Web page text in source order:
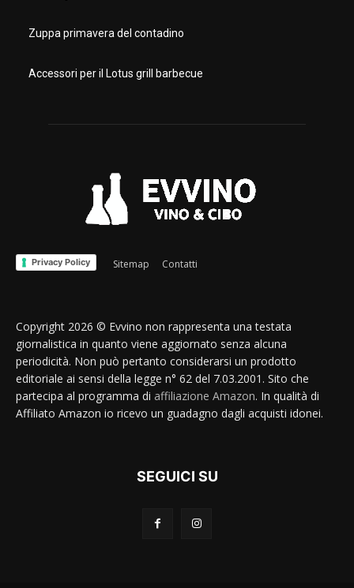
Zuppa primavera del contadino
Accessori per il Lotus grill barbecue
Privacy Policy Sitemap Contatti
Copyright 2026 © Evvino non rappresenta una testata
giornalistica in quanto viene aggiornato senza alcuna
periodicità. Non può pertanto considerarsi un prodotto
editoriale ai sensi della legge n° 62 del 7.03.2001. Sito che
partecipa al programma di affiliazione Amazon. In qualità di
Affiliato Amazon io ricevo un guadagno dagli acquisti idonei.
SEGUICI SU